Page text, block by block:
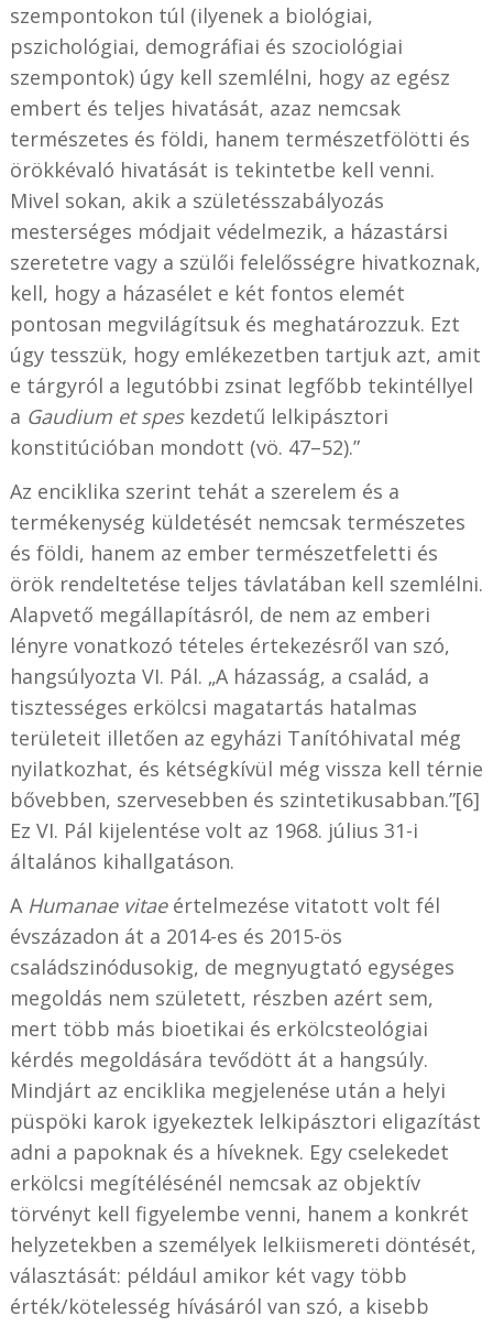
szempontokon túl (ilyenek a biológiai,
pszichológiai, demográfiai és szociológiai
szempontok) úgy kell szemlélni, hogy az egész
embert és teljes hivatását, azaz nemcsak
természetes és földi, hanem természetfölötti és
örökkévaló hivatását is tekintetbe kell venni.
Mivel sokan, akik a születésszabályozás
mesterséges módjait védelmezik, a házastársi
szeretetre vagy a szülői felelősségre hivatkoznak,
kell, hogy a házasélet e két fontos elemét
pontosan megvilágítsuk és meghatározzuk. Ezt
úgy tesszük, hogy emlékezetben tartjuk azt, amit
e tárgyról a legutóbbi zsinat legfőbb tekintéllyel
a Gaudium et speskezdetű lelkipásztori
konstitúcióban mondott (vö. 47–52).”
Az enciklika szerint tehát a szerelem és a
termékenység küldetését nemcsak természetes
és földi, hanem az ember természetfeletti és
örök rendeltetése teljes távlatában kell szemlélni.
Alapvető megállapításról, de nem az emberi
lényre vonatkozó tételes értekezésről van szó,
hangsúlyozta VI. Pál. „A házasság, a család, a
tisztességes erkölcsi magatartás hatalmas
területeit illetően az egyházi Tanítóhivatal még
nyilatkozhat, és kétségkívül még vissza kell térnie
bővebben, szervesebben és szintetikusabban.”[6]
Ez VI. Pál kijelentése volt az 1968. július 31-i
általános kihallgatáson.
A Humanae vitaeértelmezése vitatott volt fél
évszázadon át a 2014-es és 2015-ös
családszinódusokig, de megnyugtató egységes
megoldás nem született, részben azért sem,
mert több más bioetikai és erkölcsteológiai
kérdés megoldására tevődött át a hangsúly.
Mindjárt az enciklika megjelenése után a helyi
püspöki karok igyekeztek lelkipásztori eligazítást
adni a papoknak és a híveknek. Egy cselekedet
erkölcsi megítélésénél nemcsak az objektív
törvényt kell figyelembe venni, hanem a konkrét
helyzetekben a személyek lelkiismereti döntését,
választását: például amikor két vagy több
érték/kötelesség hívásáról van szó, a kisebb